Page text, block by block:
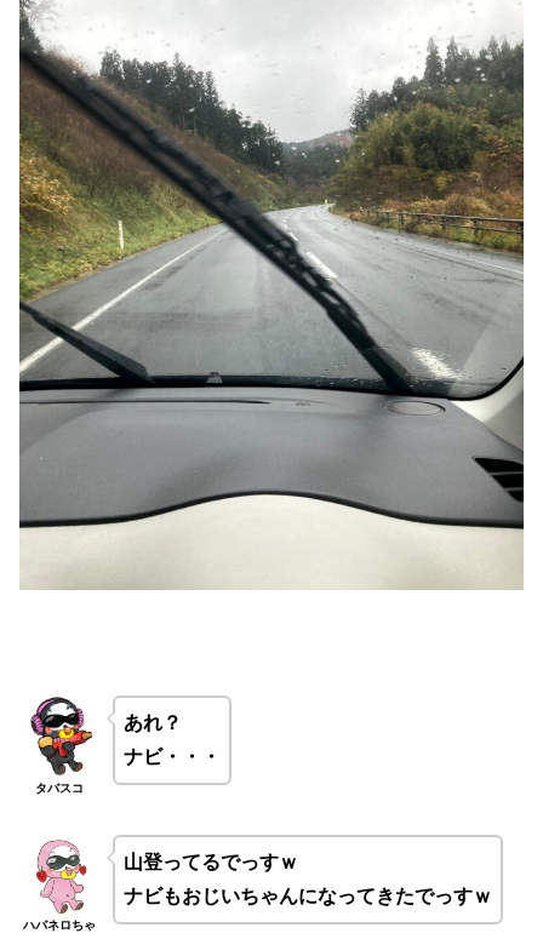
タバスコ
あれ？
ナビ・・・
ハバネロちゃ
山登ってるでっすｗ
ナビもおじいちゃんになってきたでっすｗ